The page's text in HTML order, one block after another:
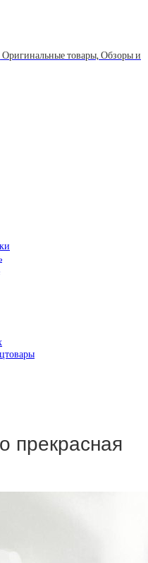
товары, Обзоры и
прекрасная